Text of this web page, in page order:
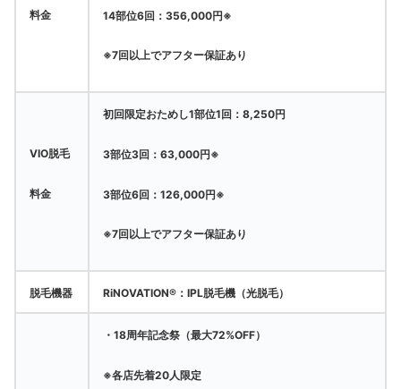
料金 14部位6回：356,000円※
※7回以上でアフター保証あり
VIO脱毛
料金
初回限定おためし1部位1回：8,250円
3部位3回：63,000円※
3部位6回：126,000円※
※7回以上でアフター保証あり
脱毛機器 RiNOVATION®：IPL脱毛機（光脱毛）
・18周年記念祭（最大72%OFF）
※各店先着20人限定